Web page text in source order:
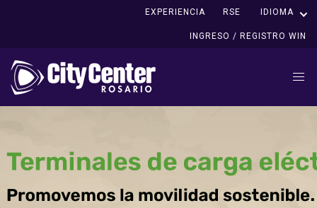
EXPERIENCIA RSE IDIOMA
INGRESO / REGISTRO WIN